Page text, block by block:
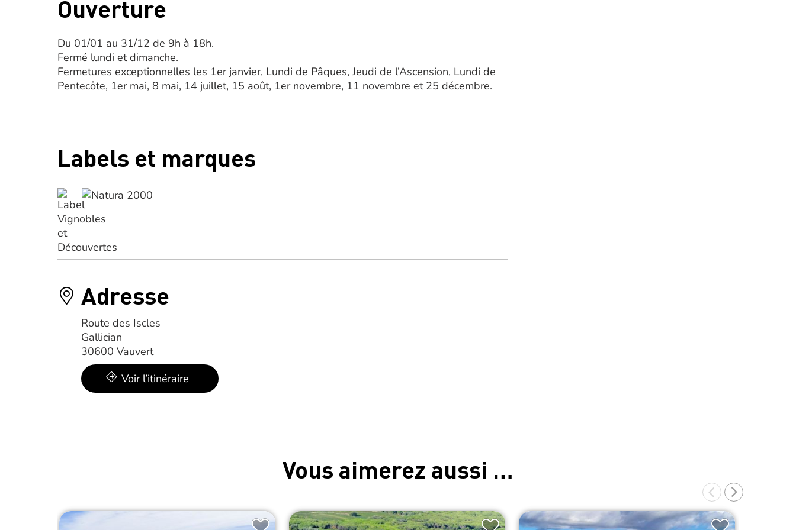
Ouverture
Du 01/01 au 31/12 de 9h à 18h.
Fermé lundi et dimanche.
Fermetures exceptionnelles les 1er janvier, Lundi de Pâques, Jeudi de l’Ascension, Lundi de
Pentecôte, 1er mai, 8 mai, 14 juillet, 15 août, 1er novembre, 11 novembre et 25 décembre.
Labels et marques
Adresse
Route des Iscles
Gallician
30600 Vauvert
Voir l’itinéraire
Vous aimerez aussi …